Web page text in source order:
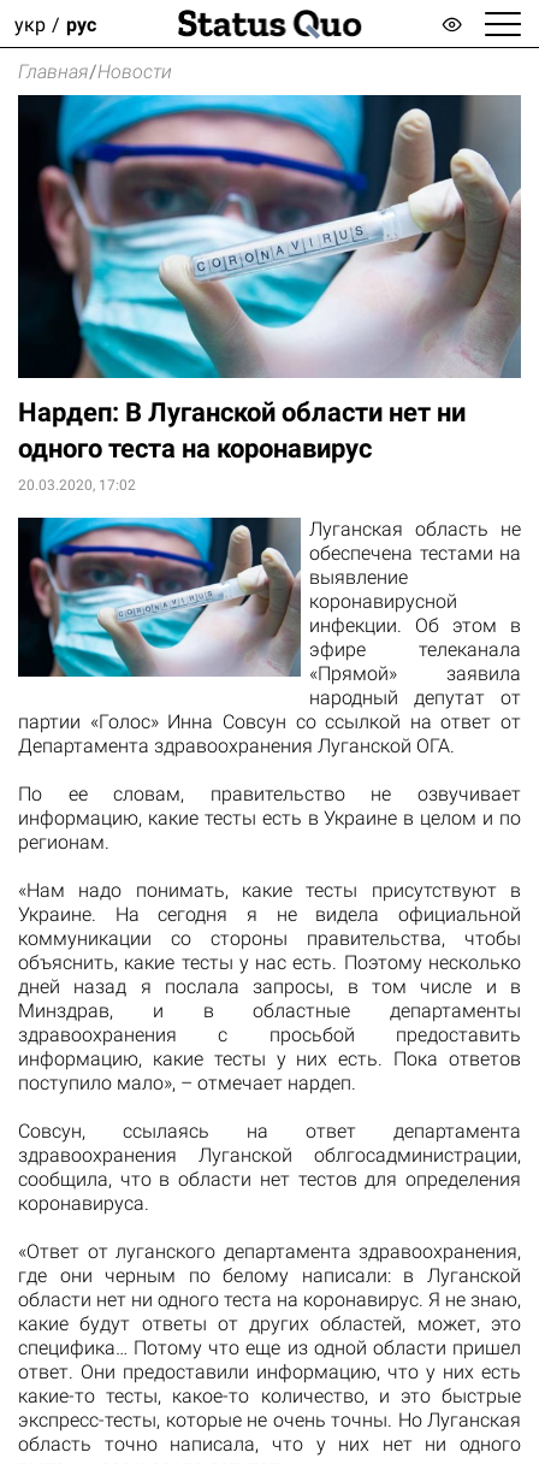
укр рус
Главная/Новости
Нардеп: В Луганской области нет ни
одного теста на коронавирус
20.03.2020, 17:02
Луганская область не
обеспечена тестами на
выявление
коронавирусной
инфекции. Об этом в
эфире телеканала
«Прямой» заявила
народный депутат от
партии «Голос» Инна Совсун со ссылкой на ответ от
Департамента здравоохранения Луганской ОГА.
По ее словам, правительство не озвучивает
информацию, какие тесты есть в Украине в целом и по
регионам.
«Нам надо понимать, какие тесты присутствуют в
Украине. На сегодня я не видела официальной
коммуникации со стороны правительства, чтобы
объяснить, какие тесты у нас есть. Поэтому несколько
дней назад я послала запросы, в том числе и в
Минздрав, и в областные департаменты
здравоохранения с просьбой предоставить
информацию, какие тесты у них есть. Пока ответов
поступило мало», – отмечает нардеп.
Совсун, ссылаясь на ответ департамента
здравоохранения Луганской облгосадминистрации,
сообщила, что в области нет тестов для определения
коронавируса.
«Ответ от луганского департамента здравоохранения,
где они черным по белому написали: в Луганской
области нет ни одного теста на коронавирус. Я не знаю,
какие будут ответы от других областей, может, это
специфика… Потому что еще из одной области пришел
ответ. Они предоставили информацию, что у них есть
какие-то тесты, какое-то количество, и это быстрые
экспресс-тесты, которые не очень точны. Но Луганская
область точно написала, что у них нет ни одного